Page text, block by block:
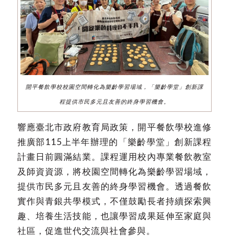
開平餐飲學校校園空間轉化為樂齡學習場域，「樂齡學堂」創新課
程提供市民多元且友善的終身學習機會。
響應臺北市政府教育局政策，開平餐飲學校進修
推廣部115上半年辦理的「樂齡學堂」創新課程
計畫日前圓滿結業。課程運用校內專業餐飲教室
及師資資源，將校園空間轉化為樂齡學習場域，
提供市民多元且友善的終身學習機會。透過餐飲
實作與青銀共學模式，不僅鼓勵長者持續探索興
趣、培養生活技能，也讓學習成果延伸至家庭與
社區，促進世代交流與社會參與。